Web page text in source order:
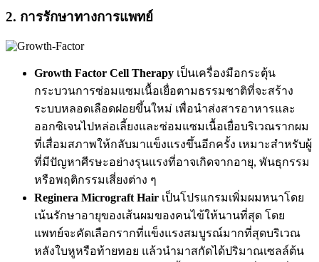
2. การรักษาทางการแพทย์
Growth Factor Cell Therapy เป็นเครื่องมือกระตุ้น
กระบวนการซ่อมแซมเนื้อเยื่อตามธรรมชาติที่จะสร้าง
ระบบหลอดเลือดฝอยขึ้นใหม่ เพื่อนำส่งสารอาหารและ
ออกซิเจนไปหล่อเลี้ยงและซ่อมแซมเนื้อเยื่อบริเวณรากผม
ที่เสื่อมสภาพให้กลับมาแข็งแรงขึ้นอีกครั้ง เหมาะสำหรับผู้
ที่มีปัญหาศีรษะอย่างรุนแรงที่อาจเกิดจากอายุ, พันธุกรรม
หรือพฤติกรรมเสี่ยงต่าง ๆ
Reginera Micrograft Hair เป็นโปรแกรมเพิ่มผมหนาโดย
เน้นรักษาอายุของเส้นผมของคนไข้ให้นานที่สุด โดย
แพทย์จะคัดเลือกรากที่แข็งแรงสมบูรณ์มากที่สุดบริเวณ
หลังใบหูหรือท้ายทอย แล้วนำมาสกัดได้ปริมาณเซลล์ต้น